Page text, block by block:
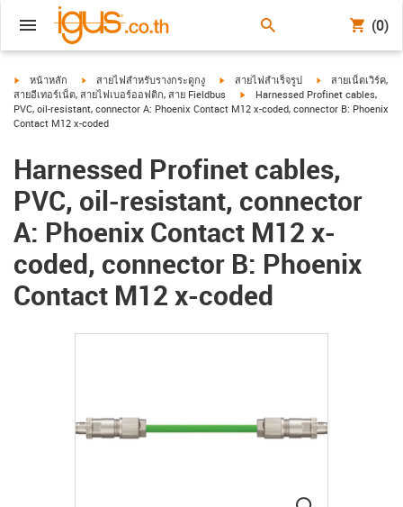
(0)
igus-icon-arrow-right
หน้าหลัก igus-icon-arrow-right
สายไฟสำหรับรางกระดูกงู igus-icon-arrow-right
สายไฟสำเร็จรูป igus-icon-arrow-
สายเน็ตเวิร์ค,
สายอีเทอร์เน็ต, สายไฟเบอร์ออฟติก, สาย Fieldbus
igus-icon-arrow-right
Harnessed Profinet cables,
PVC, oil-resistant, connector A: Phoenix Contact M12 x-coded, connector B: Phoenix
Contact M12 x-coded
Harnessed Profinet cables,
PVC, oil-resistant, connector
A: Phoenix Contact M12 x-
coded, connector B: Phoenix
Contact M12 x-coded